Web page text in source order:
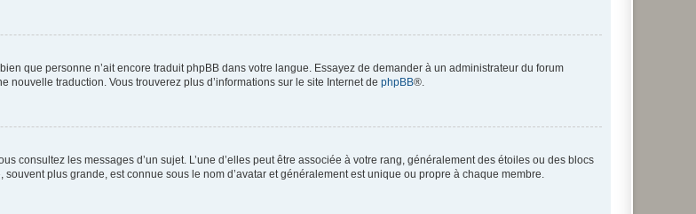
que personne n’ait encore traduit phpBB dans votre langue. Essayez de demander à un administrateur du forum
nouvelle traduction. Vous trouverez plus d’informations sur le site Internet de phpBB®.
consultez les messages d’un sujet. L’une d’elles peut être associée à votre rang, généralement des étoiles ou des blocs
plus grande, est connue sous le nom d’avatar et généralement est unique ou propre à chaque membre.